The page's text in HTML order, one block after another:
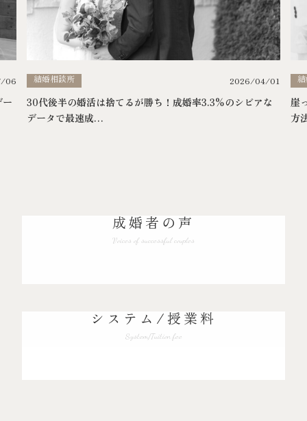
06 結婚相談所 2026/04/01
30代後半の婚活は捨てるが勝ち！成婚率3.3%のシビアな
データで最速成…
崖
方
成婚者の声
Voices of successful couples
システム/授業料
System/Tuition fee